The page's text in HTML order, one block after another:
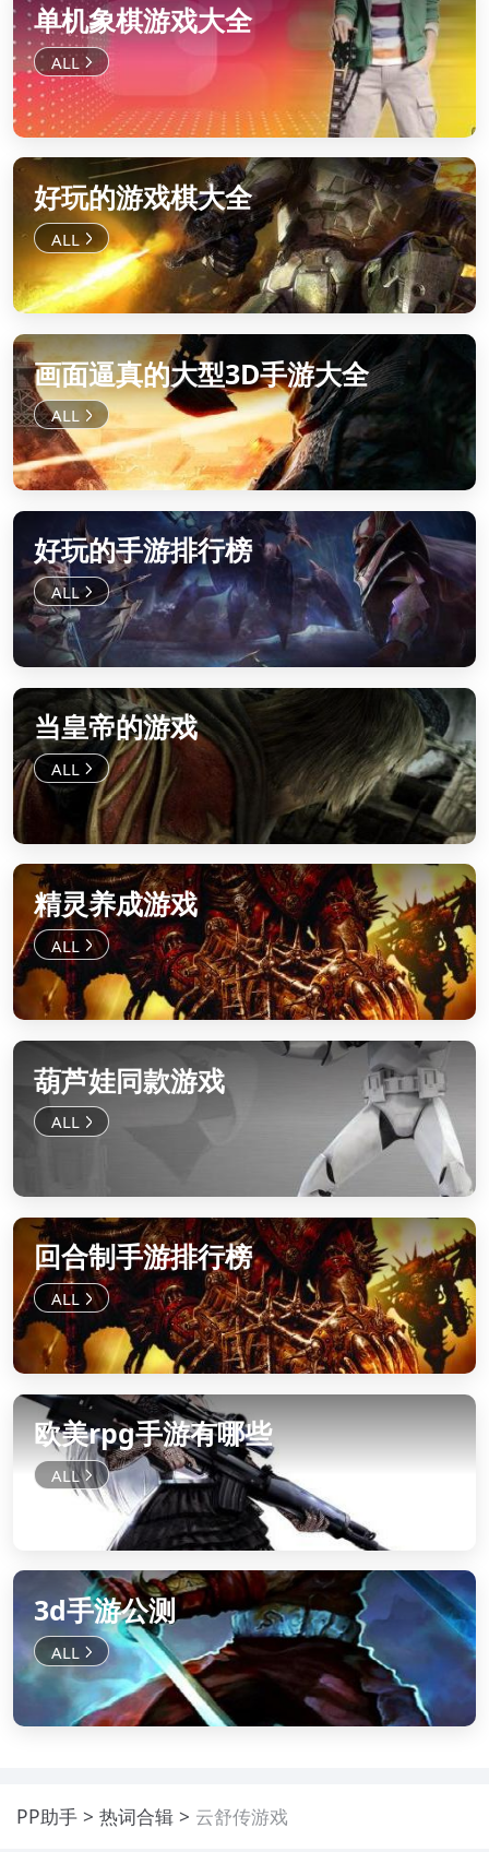
单机象棋游戏大全
好玩的游戏棋大全
画面逼真的大型3D手游大全
好玩的手游排行榜
当皇帝的游戏
精灵养成游戏
葫芦娃同款游戏
回合制手游排行榜
欧美rpg手游有哪些
3d手游公测
PP助手 热词合辑 云舒传游戏